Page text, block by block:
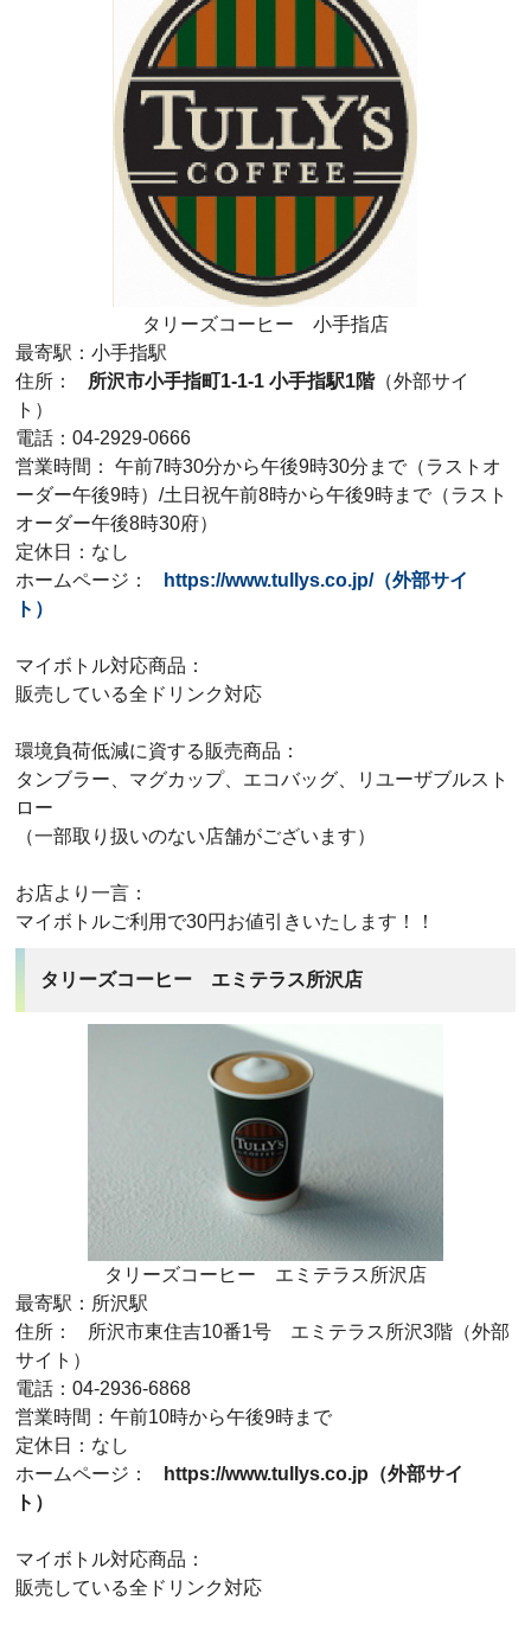
タリーズコーヒー 小手指店
最寄駅：小手指駅
住所：
所沢市小手指町1-1-1 小手指駅1階（外部サイ
ト）
電話：04-2929-0666
営業時間： 午前7時30分から午後9時30分まで（ラストオ
ーダー午後9時）/土日祝午前8時から午後9時まで（ラスト
オーダー午後8時30府）
定休日：なし
ホームページ：
https://www.tullys.co.jp/（外部サイ
ト）
マイボトル対応商品：
販売している全ドリンク対応
環境負荷低減に資する販売商品：
タンブラー、マグカップ、エコバッグ、リユーザブルスト
ロー
（一部取り扱いのない店舗がございます）
お店より一言：
マイボトルご利用で30円お値引きいたします！！
タリーズコーヒー エミテラス所沢店
タリーズコーヒー エミテラス所沢店
最寄駅：所沢駅
住所：
所沢市東住吉10番1号 エミテラス所沢3階（外部
サイト）
電話：04-2936-6868
営業時間：午前10時から午後9時まで
定休日：なし
ホームページ：
https://www.tullys.co.jp（外部サイ
ト）
マイボトル対応商品：
販売している全ドリンク対応